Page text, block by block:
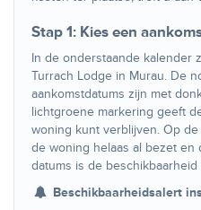
Stap 1: Kies een
In de onderstaande kalender
Turrach Lodge in Murau. De
aankomstdatums zijn met
lichtgroene markering geeft
woning kunt verblijven. Op
de woning helaas al bezet
datums is de
Beschikbaarheidsalert